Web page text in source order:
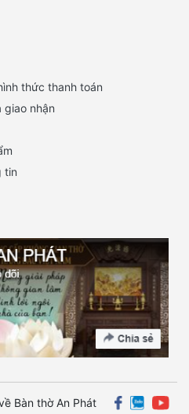
thức thanh toán
giao nhận
tin
Bàn thờ An Phát